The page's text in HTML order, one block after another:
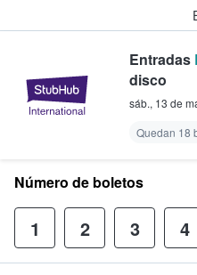
Entradas
disco
sáb., 13 de
Quedan 18
Número de boletos
1 2 3 4